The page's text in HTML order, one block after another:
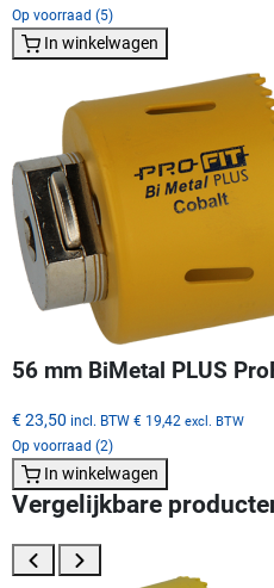
Op voorraad (5)
In winkelwagen
56 mm BiMetal PLUS
€ 23,50 incl. BTW € 19,42 excl. BTW
Op voorraad (2)
In winkelwagen
Vergelijkbare